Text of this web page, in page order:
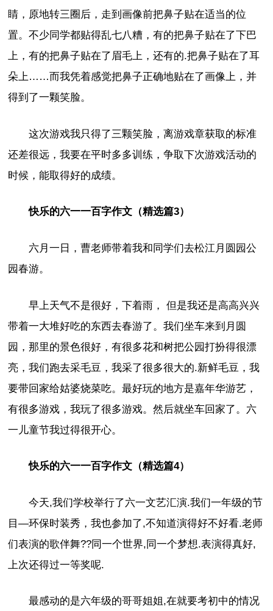
睛，原地转三圈后，走到画像前把鼻子贴在适当的位
置。不少同学都贴得乱七八糟，有的把鼻子贴在了下巴
上，有的把鼻子贴在了眉毛上，还有的.把鼻子贴在了耳
朵上……而我凭着感觉把鼻子正确地贴在了画像上，并
得到了一颗笑脸。
这次游戏我只得了三颗笑脸，离游戏章获取的标准
还差很远，我要在平时多多训练，争取下次游戏活动的
时候，能取得好的成绩。
快乐的六一一百字作文（精选篇3）
六月一日，曹老师带着我和同学们去松江月圆园公
园春游。
早上天气不是很好，下着雨， 但是我还是高高兴兴
带着一大堆好吃的东西去春游了。我们坐车来到月圆
园，那里的景色很好，有很多花和树把公园打扮得很漂
亮，我们跑去采毛豆，我采了很多很大的.新鲜毛豆，我
要带回家给姑婆烧菜吃。最好玩的地方是嘉年华游艺，
有很多游戏，我玩了很多游戏。然后就坐车回家了。六
一儿童节我过得很开心。
快乐的六一一百字作文（精选篇4）
今天,我们学校举行了六一文艺汇演.我们一年级的节
目—环保时装秀，我也参加了,不知道演得好不好看.老师
们表演的歌伴舞??同一个世界,同一个梦想.表演得真好,
上次还得过一等奖呢.
最感动的是六年级的哥哥姐姐,在就要考初中的情况